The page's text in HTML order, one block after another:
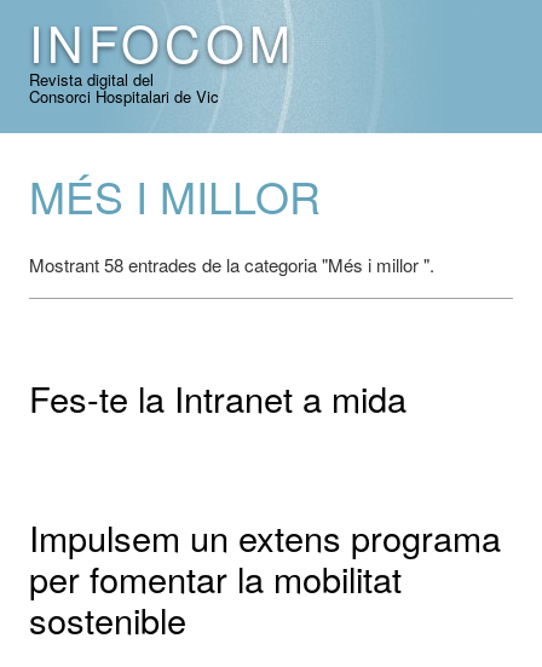
INFOCOM
Revista digital del
Consorci Hospitalari de Vic
MÉS I MILLOR
Mostrant 58 entrades de la categoria "Més i millor ".
Fes-te la Intranet a mida
Impulsem un extens programa
per fomentar la mobilitat
sostenible